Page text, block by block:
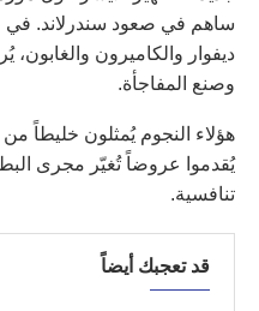
ساهم في صعود سندرلاند. في
ديفوار والكاميرون والغابون،
وصنع المفاجأة.
هؤلاء النجوم يُمثلون خليطاً
يُقدموا عروضاً تُغيّر مجرى
تنافسية.
قد تعجبك أيضاً